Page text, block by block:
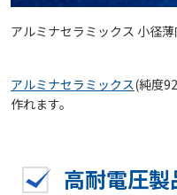
アルミナセラミックス 小
アルミナセラミックス(純度
作れます。
高耐電圧